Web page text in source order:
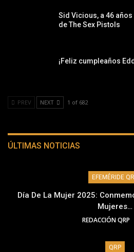
Sid Vicious, a 46
de The Sex Pistols
¡Feliz cumpleaños
PREV NEXT 1 of 682
ÚLTIMAS NOTICIAS
EFEMÉRIDE
Día De La Mujer 2025:
Mujeres…
REDACCIÓN QRP
QRP